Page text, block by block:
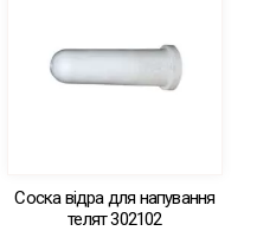
Соска відра для напування
телят 302102